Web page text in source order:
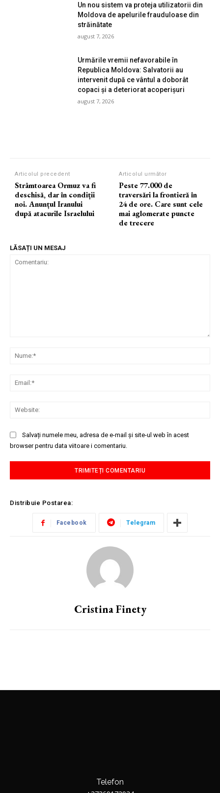
Un nou sistem va proteja utilizatorii din
Moldova de apelurile frauduloase din
străinătate
august 7, 2026
Urmările vremii nefavorabile în
Republica Moldova: Salvatorii au
intervenit după ce vântul a doborât
copaci și a deteriorat acoperișuri
august 7, 2026
Articolul precedent
Strâmtoarea Ormuz va fi
deschisă, dar în condiții
noi. Anunțul Iranului
după atacurile Israelului
Articolul următor
Peste 77.000 de
traversări la frontieră în
24 de ore. Care sunt cele
mai aglomerate puncte
de trecere
LĂSAȚI UN MESAJ
Salvați numele meu, adresa de e-mail și site-ul web în acest
browser pentru data viitoare i comentariu.
Distribuie Postarea:
Facebook Telegram
Cristina Finety
Telefon